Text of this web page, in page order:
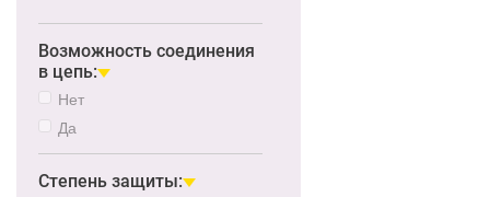
78 Вт
8 Вт
15 Вт
16 Вт
7.4 Вт
45 Вт
Возможность соединения
в цепь:
Нет
Да
Степень защиты: